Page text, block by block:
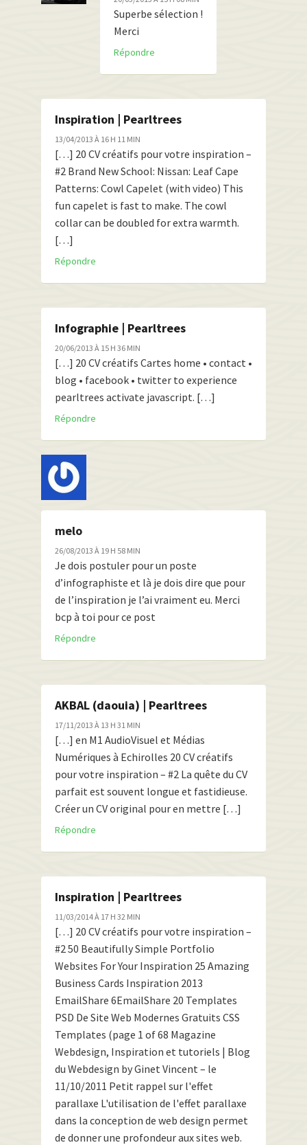
Superbe sélection !
Merci
Répondre
Inspiration | Pearltrees
13/04/2013 À 16 H 11 MIN
[…] 20 CV créatifs pour votre inspiration –
#2 Brand New School: Nissan: Leaf Cape
Patterns: Cowl Capelet (with video) This
fun capelet is fast to make. The cowl
collar can be doubled for extra warmth.
[…]
Répondre
Infographie | Pearltrees
20/06/2013 À 15 H 36 MIN
[…] 20 CV créatifs Cartes home • contact •
blog • facebook • twitter to experience
pearltrees activate javascript. […]
Répondre
melo
26/08/2013 À 19 H 58 MIN
Je dois postuler pour un poste
d’infographiste et là je dois dire que pour
de l’inspiration je l’ai vraiment eu. Merci
bcp à toi pour ce post
Répondre
AKBAL (daouia) | Pearltrees
17/11/2013 À 13 H 31 MIN
[…] en M1 AudioVisuel et Médias
Numériques à Echirolles 20 CV créatifs
pour votre inspiration – #2 La quête du CV
parfait est souvent longue et fastidieuse.
Créer un CV original pour en mettre […]
Répondre
Inspiration | Pearltrees
11/03/2014 À 17 H 32 MIN
[…] 20 CV créatifs pour votre inspiration –
#2 50 Beautifully Simple Portfolio
Websites For Your Inspiration 25 Amazing
Business Cards Inspiration 2013
EmailShare 6EmailShare 20 Templates
PSD De Site Web Modernes Gratuits CSS
Templates (page 1 of 68 Magazine
Webdesign, Inspiration et tutoriels | Blog
du Webdesign by Ginet Vincent – le
11/10/2011 Petit rappel sur l'effet
parallaxe L'utilisation de l'effet parallaxe
dans la conception de web design permet
de donner une profondeur aux sites web.